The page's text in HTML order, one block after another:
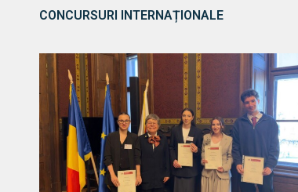
CONCURSURI INTERNAȚIONALE